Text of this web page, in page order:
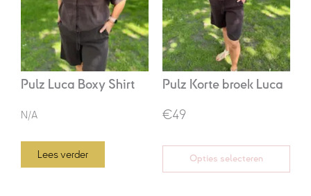
Pulz Luca Boxy Shirt
N/A
Lees verder
Pulz Korte broek Luca
€49
Opties selecteren